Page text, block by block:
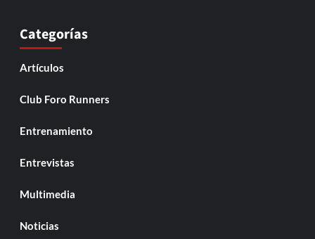
Categorías
Artículos
Club Foro Runners
Entrenamiento
Entrevistas
Multimedia
Noticias